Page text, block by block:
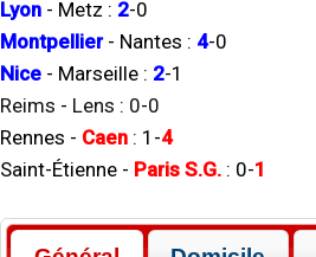
Lyon - Metz : 2-0
Montpellier- Nantes : 4-0
Nice - Marseille : 2-1
Reims - Lens : 0-0
Rennes - Caen : 1 -4
Saint-Étienne - Paris S.G. : 0-1